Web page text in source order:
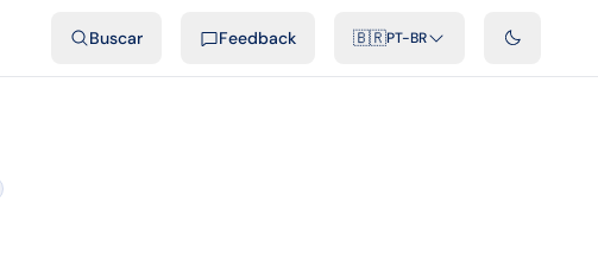
Buscar Feedback 🇧🇷PT-BR